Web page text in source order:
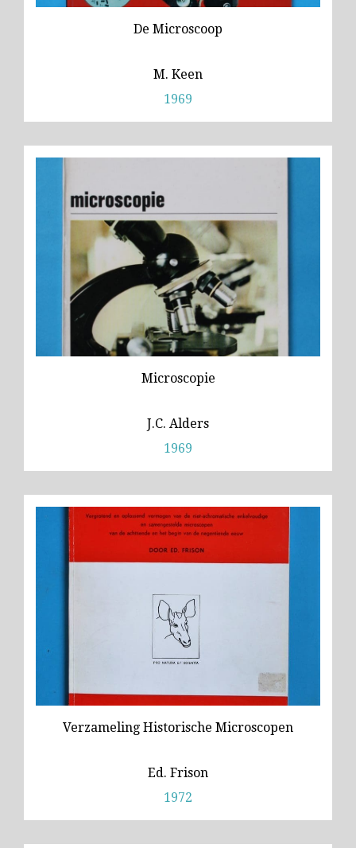
De Microscoop
M. Keen
1969
Microscopie
J.C. Alders
1969
Verzameling Historische Microscopen
Ed. Frison
1972